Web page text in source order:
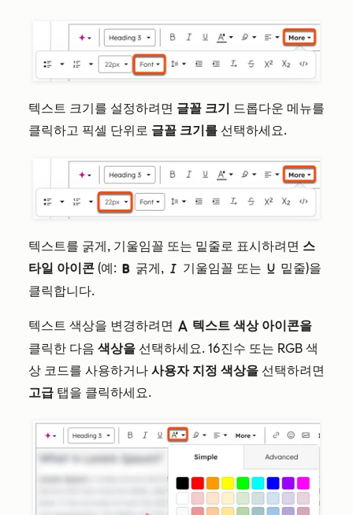
텍스트 크기를 설정하려면 글꼴 크기 드롭다운 메뉴를
클릭하고 픽셀 단위로 글꼴 크기를 선택하세요.
텍스트를 굵게, 기울임꼴 또는 밑줄로 표시하려면 스
타일 아이콘 (예: boldIcon 굵게, italicIcon 기울임꼴 또는 underlineIcon 밑줄)을
클릭합니다.
텍스트 색상을 변경하려면 textColorIcon 텍스트 색상 아이콘을
클릭한 다음 색상을 선택하세요. 16진수 또는 RGB 색
상 코드를 사용하거나 사용자 지정 색상을 선택하려면
고급 탭을 클릭하세요.